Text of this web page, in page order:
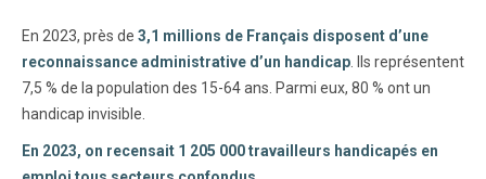
En 2023, près de 3,1 millions de Français disposent d’une
reconnaissance administrative d’un handicap . Ils représentent
7,5 % de la population des 15-64 ans. Parmi eux, 80 % ont un
handicap invisible.
En 2023, on recensait 1 205 000 travailleurs handicapés en